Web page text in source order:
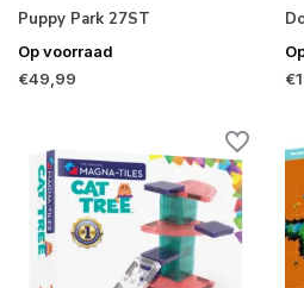
Puppy Park 27ST
Op voorraad
€49,99